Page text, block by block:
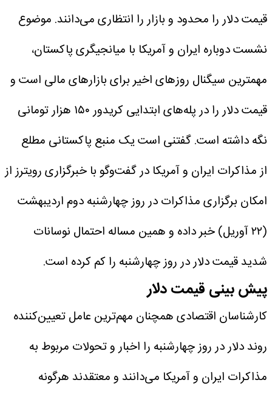
قیمت دلار را محدود و بازار را انتظاری می‌دانند. موضوع
نشست دوباره ایران و آمریکا با میانجیگری پاکستان،
مهمترین سیگنال روزهای اخیر برای بازارهای مالی است و
قیمت دلار را در پله‌های ابتدایی کریدور ۱۵۰ هزار تومانی
نگه داشته است.گفتنی است یک منبع پاکستانی مطلع
از مذاکرات ایران و آمریکا در گفت‌وگو با خبرگزاری رویترز از
امکان برگزاری مذاکرات در روز چهارشنبه دوم اردیبهشت
(۲۲ آوریل) خبر داده و همین مساله احتمال نوسانات
شدید قیمت دلار در روز چهارشنبه را کم کرده است.
پیش ‌بینی قیمت دلار
کارشناسان اقتصادی همچنان مهم‌ترین عامل تعیین‌کننده
روند دلار در روز چهارشنبه را اخبار و تحولات مربوط به
مذاکرات ایران و آمریکا می‌دانند و معتقدند هرگونه